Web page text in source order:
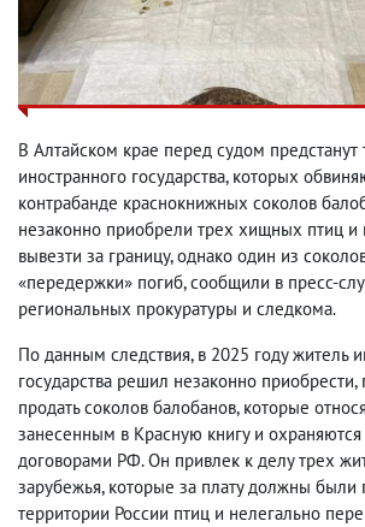
В Алтайском крае перед судом предстанут
иностранного государства, которых
контрабанде краснокнижных соколов
незаконно приобрели трех хищных птиц и
вывезти за границу, однако один из
«передержки» погиб, сообщили в пресс-
региональных прокуратуры и следкома.
По данным следствия, в 2025 году житель
государства решил незаконно приобрести,
продать соколов балобанов, которые
занесенным в Красную книгу и
договорами РФ. Он привлек к делу трех
зарубежья, которые за плату должны были
территории России птиц и нелегально